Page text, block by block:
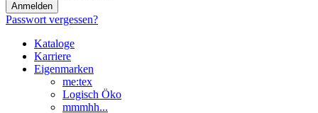
Anmelden
Passwort vergessen?
Kataloge
Karriere
Eigenmarken
me:tex
Logisch Öko
mmmhh...